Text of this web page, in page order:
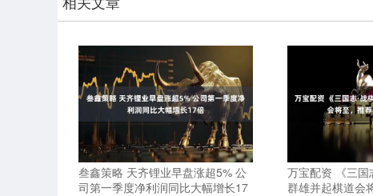
叁鑫策略 天齐锂业早盘涨超5% 公
司第一季度净利润同比大幅增长17
万宝配资 《三国
群雄并起棋道会